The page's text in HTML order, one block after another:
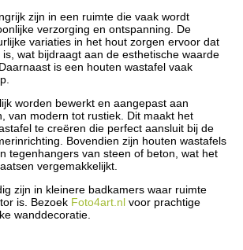
zijn in een ruimte die vaak wordt
verzorging en ontspanning. De
variaties in het hout zorgen ervoor dat
wat bijdraagt aan de esthetische waarde
is een houten wastafel vaak
worden bewerkt en aangepast aan
van modern tot rustiek. Dit maakt het
te creëren die perfect aansluit bij de
Bovendien zijn houten wastafels
tegenhangers van steen of beton, wat het
vergemakkelijkt.
zijn in kleinere badkamers waar ruimte
is. Bezoek Foto4art.nl voor prachtige
wanddecoratie.